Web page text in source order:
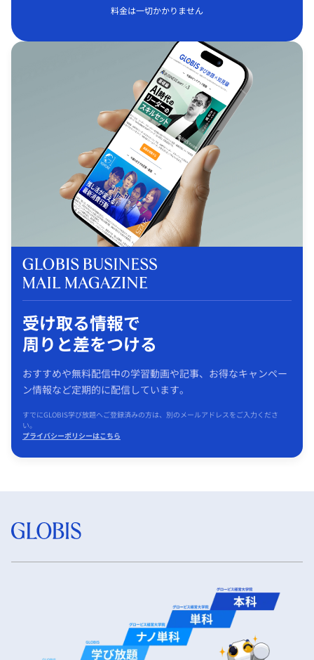
料金は一切かかりません
受け取る情報で
周りと差をつける
おすすめや無料配信中の学習動画や記事、お得なキャンペー
ン情報など定期的に配信しています。
すでにGLOBIS学び放題へご登録済みの方は、別のメールアドレスをご入力くださ
い。
プライバシーポリシーはこちら